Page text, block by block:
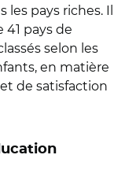
pays riches. Il
41 pays de
selon les
en matière
de satisfaction